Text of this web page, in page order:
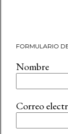
FORMULARIO
Nombre
Correo